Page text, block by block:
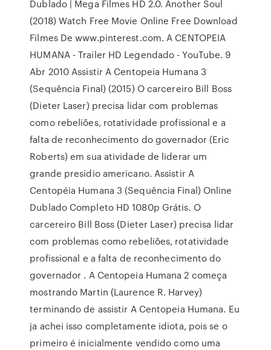
Dublado | Mega Filmes HD 2.0. Another Soul
(2018) Watch Free Movie Online Free Download
Filmes De www.pinterest.com. A CENTOPEIA
HUMANA - Trailer HD Legendado - YouTube. 9
Abr 2010 Assistir A Centopeia Humana 3
(Sequência Final) (2015) O carcereiro Bill Boss
(Dieter Laser) precisa lidar com problemas
como rebeliões, rotatividade profissional e a
falta de reconhecimento do governador (Eric
Roberts) em sua atividade de liderar um
grande presídio americano. Assistir A
Centopéia Humana 3 (Sequência Final) Online
Dublado Completo HD 1080p Grátis. O
carcereiro Bill Boss (Dieter Laser) precisa lidar
com problemas como rebeliões, rotatividade
profissional e a falta de reconhecimento do
governador . A Centopeia Humana 2 começa
mostrando Martin (Laurence R. Harvey)
terminando de assistir A Centopeia Humana. Eu
ja achei isso completamente idiota, pois se o
primeiro é inicialmente vendido como uma